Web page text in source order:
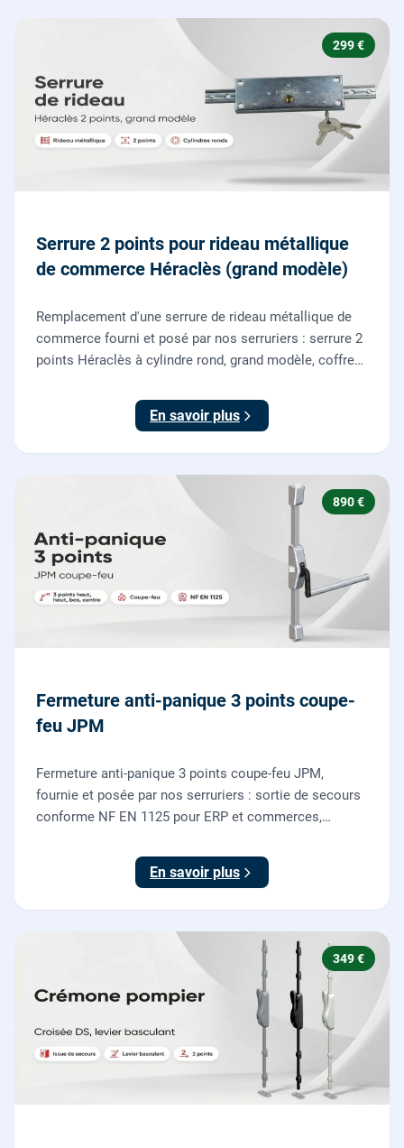
299 €
Serrure 2 points pour rideau métallique
de commerce Héraclès (grand modèle)
Remplacement d'une serrure de rideau métallique de
commerce fourni et posé par nos serruriers : serrure 2
points Héraclès à cylindre rond, grand modèle, coffre
des deux points de verrouillage.
En savoir plus
890 €
Fermeture anti-panique 3 points coupe-
feu JPM
Fermeture anti-panique 3 points coupe-feu JPM,
fournie et posée par nos serruriers : sortie de secours
conforme NF EN 1125 pour ERP et commerces,
En savoir plus
349 €